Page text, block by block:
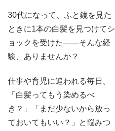
30代になって、ふと鏡を見た
ときに1本の白髪を見つけてシ
ョックを受けた――そんな経
験、ありませんか？
仕事や育児に追われる毎日。
「白髪ってもう染めるべ
き？」「まだ少ないから放っ
ておいてもいい？」と悩みつ